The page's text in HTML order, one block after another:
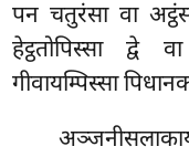
पन चतुरंसा वा
हेट्ठतोपिस्सा द्वे
गीवायम्पिस्सा